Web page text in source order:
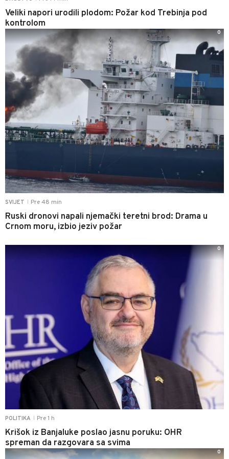
Veliki napori urodili plodom: Požar kod Trebinja pod
kontrolom
SVIJET Pre 48 min
Ruski dronovi napali njemački teretni brod: Drama u
Crnom moru, izbio jeziv požar
0
POLITIKA Pre 1 h
Krišok iz Banjaluke poslao jasnu poruku: OHR
spreman da razgovara sa svima
0
0